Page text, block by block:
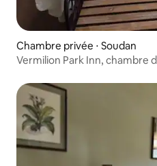
Chambre privée ⋅ Soudan
Vermilion Park Inn, chambre